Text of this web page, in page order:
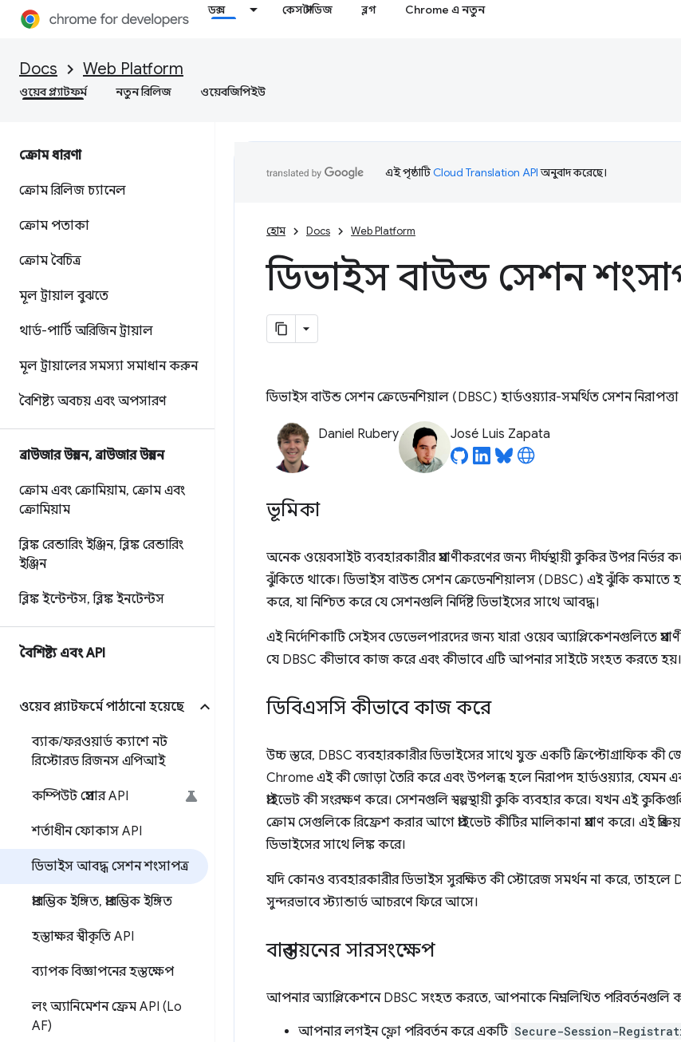
ডক্স কেস স্টাডিজ ব্লগ Chrome এ নতুন
Docs Web Platform
ওয়েব প্ল্যাটফর্ম নতুন রিলিজ ওয়েবজিপিইউ
ক্রোম ধারণা
ক্রোম রিলিজ চ্যানেল
ক্রোম পতাকা
ক্রোম বৈচিত্র
মূল ট্রায়াল বুঝতে
থার্ড-পার্টি অরিজিন ট্রায়াল
মূল ট্রায়ালের সমস্যা সমাধান করুন
বৈশিষ্ট্য অবচয় এবং অপসারণ
ব্রাউজার উন্নয়ন, ব্রাউজার উন্নয়ন
ক্রোম এবং ক্রোমিয়াম, ক্রোম এবং
ক্রোমিয়াম
ব্লিঙ্ক রেন্ডারিং ইঞ্জিন, ব্লিঙ্ক রেন্ডারিং
ইঞ্জিন
ব্লিঙ্ক ইন্টেন্টস, ব্লিঙ্ক ইনটেন্টস
বৈশিষ্ট্য এবং API
ওয়েব প্ল্যাটফর্মে পাঠানো হয়েছে
ব্যাক/ফরওয়ার্ড ক্যাশে নট
রিস্টোরড রিজনস এপিআই
কম্পিউট প্রেসার API
শর্তাধীন ফোকাস API
ডিভাইস আবদ্ধ সেশন শংসাপত্র
প্রারম্ভিক ইঙ্গিত, প্রারম্ভিক ইঙ্গিত
হস্তাক্ষর স্বীকৃতি API
ব্যাপক বিজ্ঞাপনের হস্তক্ষেপ
লং অ্যানিমেশন ফ্রেম API (Lo
AF)
এই পৃষ্ঠাটিCloud Translation APIঅনুবাদ করেছে।
হোম Docs Web Platform
ডিভাইস বাউন্ড সেশন
ডিভাইস বাউন্ড সেশন ক্রেডেনশিয়াল (DBSC) হার্ডওয়্যার-সমর্থিত সেশন
Daniel Rubery José Luis Zapata
ভূমিকা
অনেক ওয়েবসাইট ব্যবহারকারীর প্রমাণীকরণের জন্য দীর্ঘস্থায়ী কুকির উপর নির্ভর
ঝুঁকিতে থাকে। ডিভাইস বাউন্ড সেশন ক্রেডেনশিয়ালস (DBSC) এই ঝুঁকি কমাতে
করে, যা নিশ্চিত করে যে সেশনগুলি নির্দিষ্ট ডিভাইসের সাথে আবদ্ধ।
এই নির্দেশিকাটি সেইসব ডেভেলপারদের জন্য যারা ওয়েব অ্যাপ্লিকেশনগুলিতে
যে DBSC কীভাবে কাজ করে এবং কীভাবে এটি আপনার সাইটে সংহত করতে হয়।
ডিবিএসসি কীভাবে কাজ করে
উচ্চ স্তরে, DBSC ব্যবহারকারীর ডিভাইসের সাথে যুক্ত একটি ক্রিপ্টোগ্রাফিক কী
Chrome এই কী জোড়া তৈরি করে এবং উপলব্ধ হলে নিরাপদ হার্ডওয়্যার, যেমন
প্রাইভেট কী সংরক্ষণ করে। সেশনগুলি স্বল্পস্থায়ী কুকি ব্যবহার করে। যখন এই
ক্রোম সেগুলিকে রিফ্রেশ করার আগে প্রাইভেট কীটির মালিকানা প্রমাণ করে। এই
ডিভাইসের সাথে লিঙ্ক করে।
যদি কোনও ব্যবহারকারীর ডিভাইস সুরক্ষিত কী স্টোরেজ সমর্থন না করে, তাহলে
সুন্দরভাবে স্ট্যান্ডার্ড আচরণে ফিরে আসে।
বাস্তবায়নের সারসংক্ষেপ
আপনার অ্যাপ্লিকেশনে DBSC সংহত করতে, আপনাকে নিম্নলিখিত পরিবর্তনগুলি
আপনার লগইন ফ্লো পরিবর্তন করে একটি Secure-Session-